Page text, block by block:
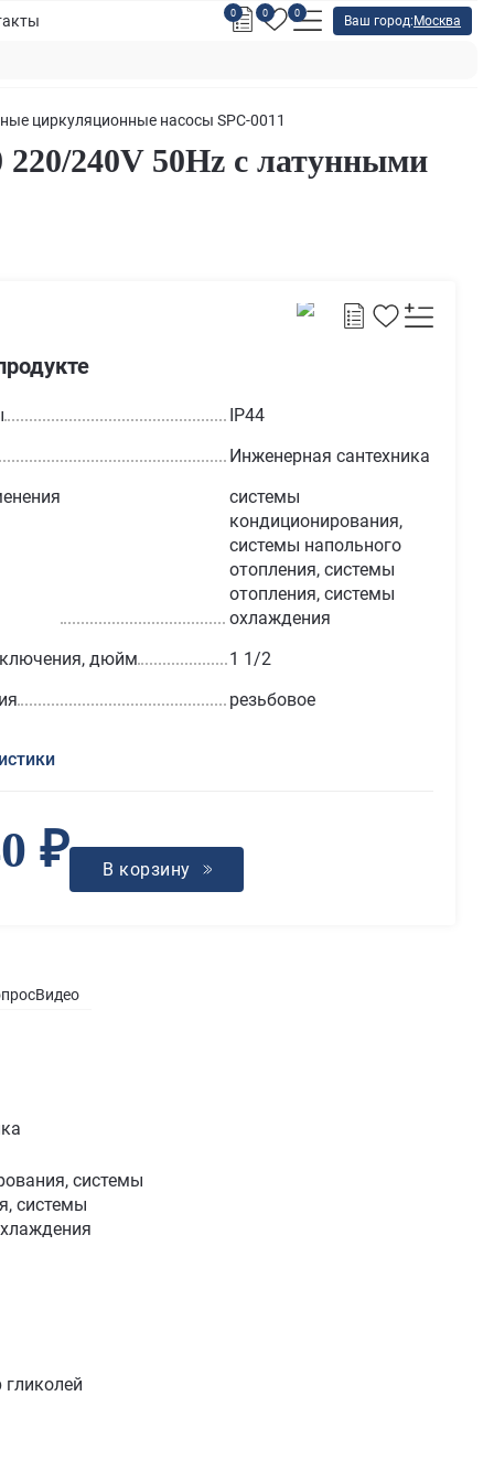
0 0 0
Ваш город: Москва
циркуляционные насосы SPC-0011
240V 50Hz с латунными
IP44
Инженерная сантехника
системы
кондиционирования,
системы напольного
отопления, системы
отопления, системы
охлаждения
дюйм
1 1/2
резьбовое
₽ В корзину
Видео
системы
системы